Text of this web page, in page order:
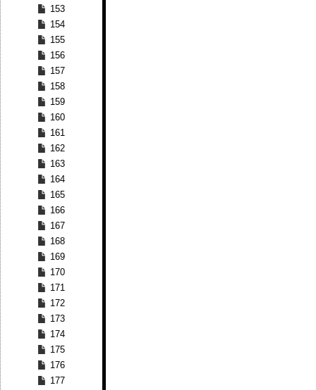
153
154
155
156
157
158
159
160
161
162
163
164
165
166
167
168
169
170
171
172
173
174
175
176
177